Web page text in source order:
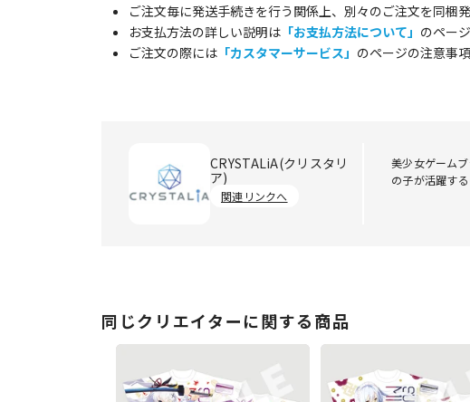
ご注文毎に発送手続きを行う関係上、別々のご注文を同梱
お支払方法の詳しい説明は 「お支払方法について」 のペー
ご注文の際には 「カスタマーサービス」 のページの注意事
CRYSTALiA(クリスタリ
ア)
関連リンクへ
美少女ゲーム
の子が活躍する
同じクリエイターに関する商品